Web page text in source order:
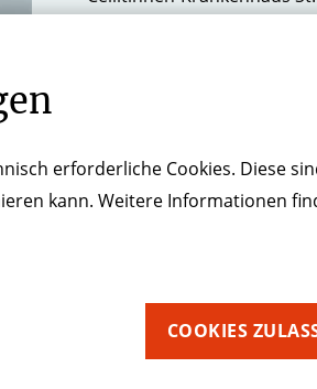
Kontakt
erforderliche Cookies. Diese
kann. Weitere Informationen
COOKIES